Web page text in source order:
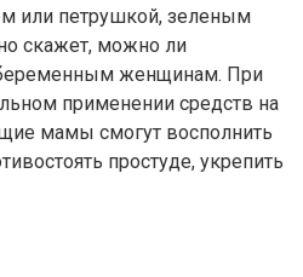
или петрушкой, зеленым
скажет, можно ли
женщинам. При
применении средств на
мамы смогут восполнить
простуде, укрепить